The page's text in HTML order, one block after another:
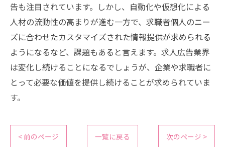
告も注目されています。しかし、自動化や仮想化による
人材の流動性の高まりが進む一方で、求職者個人のニー
ズに合わせたカスタマイズされた情報提供が求められる
ようになるなど、課題もあると言えます。求人広告業界
は変化し続けることになるでしょうが、企業や求職者に
とって必要な価値を提供し続けることが求められていま
す。
< 前のページ 一覧に戻る 次のページ >